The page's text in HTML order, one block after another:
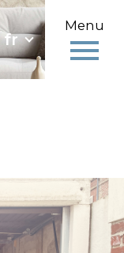
Menu
Langue
fr